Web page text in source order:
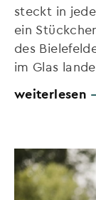
steckt in
ein
des
im Glas
weiterlesen